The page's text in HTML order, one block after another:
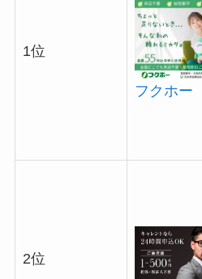
1位
フクホー
2位